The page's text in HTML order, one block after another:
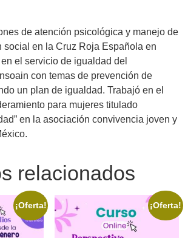
de atención psicológica y manejo de
social en la Cruz Roja Española en
el servicio de igualdad del
con temas de prevención de
un plan de igualdad. Trabajó en el
para mujeres titulado
en la asociación convivencia joven y
relacionados
¡Oferta! ¡Oferta!